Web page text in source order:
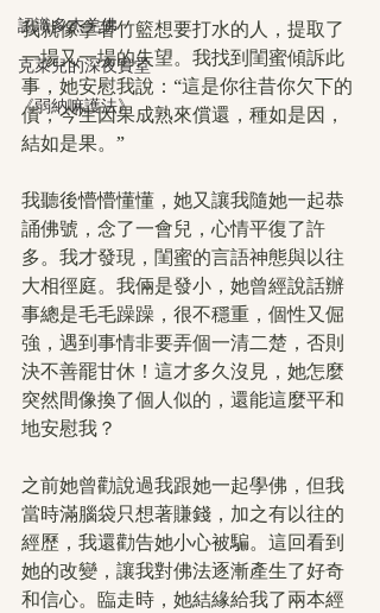
認識多杰羌佛
克萊兒的深夜實堂
《弱納嘛護法》
我就像拿著竹籃想要打水的人，提取了
一場又一場的失望。我找到閨蜜傾訴此
事，她安慰我說：“這是你往昔你欠下的
債，今生因果成熟來償還，種如是因，
結如是果。”
我聽後懵懵懂懂，她又讓我隨她一起恭
誦佛號，念了一會兒，心情平復了許
多。我才發現，閨蜜的言語神態與以往
大相徑庭。我倆是發小，她曾經說話辦
事總是毛毛躁躁，很不穩重，個性又倔
強，遇到事情非要弄個一清二楚，否則
決不善罷甘休！這才多久沒見，她怎麼
突然間像換了個人似的，還能這麼平和
地安慰我？
之前她曾勸說過我跟她一起學佛，但我
當時滿腦袋只想著賺錢，加之有以往的
經歷，我還勸告她小心被騙。這回看到
她的改變，讓我對佛法逐漸產生了好奇
和信心。臨走時，她結緣給我了兩本經